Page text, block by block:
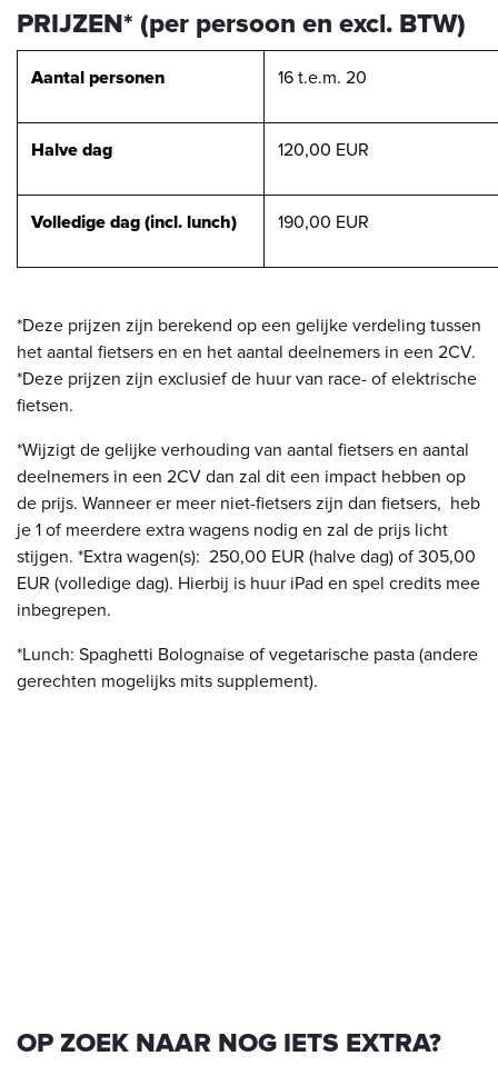
PRIJZEN* (per persoon en excl. BTW)
Aantal personen 16 t.e.m. 20
Halve dag 120,00 EUR
Volledige dag (incl. lunch) 190,00 EUR
*Deze prijzen zijn berekend op een gelijke verdeling tussen
het aantal fietsers en en het aantal deelnemers in een 2CV.
*Deze prijzen zijn exclusief de huur van race- of elektrische
fietsen.
*Wijzigt de gelijke verhouding van aantal fietsers en aantal
deelnemers in een 2CV dan zal dit een impact hebben op
de prijs. Wanneer er meer niet-fietsers zijn dan fietsers, heb
je 1 of meerdere extra wagens nodig en zal de prijs licht
stijgen. *Extra wagen(s): 250,00 EUR (halve dag) of 305,00
EUR ​(volledige dag). Hierbij is huur iPad en spel credits mee
inbegrepen.
*Lunch: Spaghetti Bolognaise of vegetarische pasta (andere
gerechten mogelijks mits supplement).
OP ZOEK NAAR NOG IETS EXTRA?